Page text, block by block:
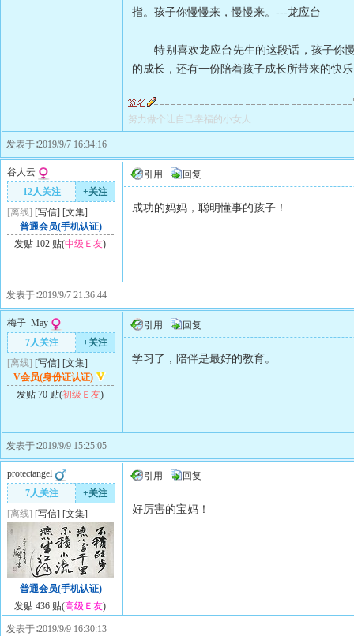
指。孩子你慢慢来，慢慢来。---龙应台
特别喜欢龙应台先生的这段话，孩子你慢
的成长，还有一份陪着孩子成长所带来的快
努力做个让自己幸福的小女人
发表于∶2019/9/7 16:34:16
谷人云
12人关注
+关注
[离线] [写信] [文集]
普通会员(手机认证)
发贴 102 贴(中级Ｅ友)
引用 回复
成功的妈妈，聪明懂事的孩子！
发表于∶2019/9/7 21:36:44
梅子_May
7人关注
+关注
[离线] [写信] [文集]
V会员(身份证认证)
发贴 70 贴(初级Ｅ友)
引用 回复
学习了，陪伴是最好的教育。
发表于∶2019/9/9 15:25:05
protectangel
7人关注
+关注
[离线] [写信] [文集]
普通会员(手机认证)
发贴 436 贴(高级Ｅ友)
引用 回复
好厉害的宝妈！
发表于∶2019/9/9 16:30:13